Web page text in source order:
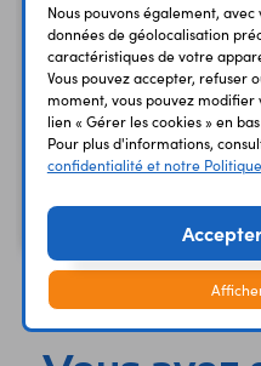
Module M.2 HAT pour
SSD NVMe SC1166
pour Raspberry Pi 5
11,83 €
Nous pouvons également,
données de géolocalisation
caractéristiques de votre
Vous pouvez accepter, refuser
moment, vous pouvez
lien « Gérer les cookies » en
Pour plus d'informations,
confidentialité et notre